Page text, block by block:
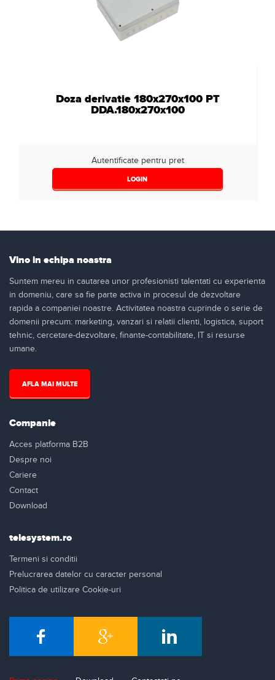
Doza derivatie 180x270x100 PT
DDA.180x270x100
Autentificate pentru pret
LOGIN
Vino in echipa noastra
Suntem mereu in cautarea unor profesionisti talentati cu experienta
in domeniu, care sa fie parte activa in procesul de dezvoltare
rapida a companiei noastre. Activitatea noastra cuprinde o serie de
domenii precum: marketing, vanzari si relatii clienti, logistica, suport
tehnic, cercetare-dezvoltare, finante-contabilitate, IT si resurse
umane.
AFLA MAI MULTE
Companie
Acces platforma B2B
Despre noi
Cariere
Contact
Download
telesystem.ro
Termeni si conditii
Prelucrarea datelor cu caracter personal
Politica de utilizare Cookie-uri